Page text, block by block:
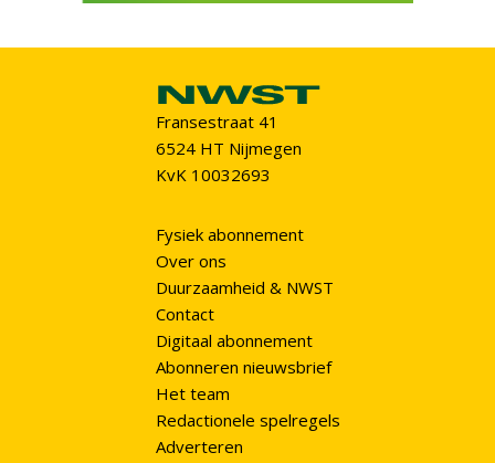
Fransestraat 41
6524 HT Nijmegen
KvK 10032693
Fysiek abonnement
Over ons
Duurzaamheid & NWST
Contact
Digitaal abonnement
Abonneren nieuwsbrief
Het team
Redactionele spelregels
Adverteren